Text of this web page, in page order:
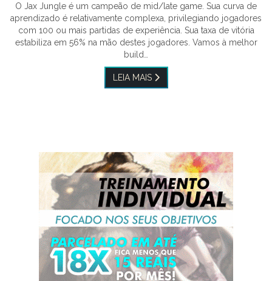
O Jax Jungle é um campeão de mid/late game. Sua curva de
aprendizado é relativamente complexa, privilegiando jogadores
com 100 ou mais partidas de experiência. Sua taxa de vitória
estabiliza em 56% na mão destes jogadores. Vamos à melhor
build…
LEIA MAIS